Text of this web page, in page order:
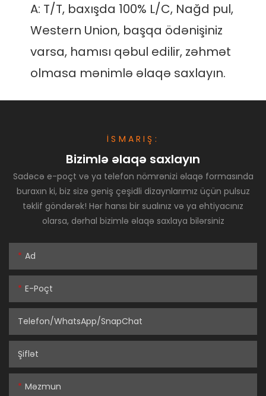
A: T/T, baxışda 100% L/C, Nağd pul,
Western Union, başqa ödənişiniz
varsa, hamısı qəbul edilir, zəhmət
İSMARIŞ:
Bizimlə əlaqə saxlayın
Sadəcə e-poçt və ya telefon nömrənizi əlaqə formasında
buraxın ki, biz sizə geniş çeşidli dizaynlarımız üçün pulsuz
təklif göndərək! Hər hansı bir sualınız və ya ehtiyacınız
olarsa, dərhal bizimlə əlaqə saxlaya bilərsiniz
Ad
E-Poçt
Telefon/WhatsApp/SnapChat
Şiflət
Məzmun